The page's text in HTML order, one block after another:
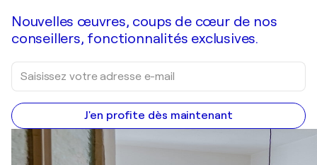
Nouvelles œuvres, coups de cœur de nos
conseillers, fonctionnalités exclusives.
J'en profite dès maintenant